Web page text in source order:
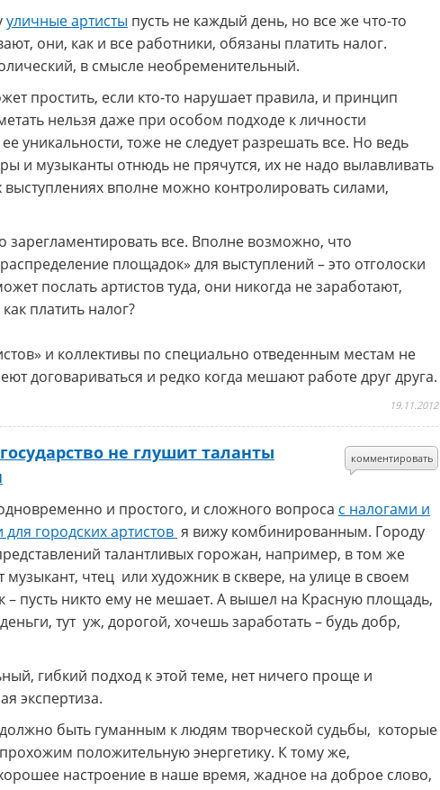
уличные артисты пусть не каждый день, но все же что-то
они, как и все работники, обязаны платить налог.
в смысле необременительный.
простить, если кто-то нарушает правила, и принцип
нельзя даже при особом подходе к личности
уникальности, тоже не следует разрешать все. Но ведь
и музыканты отнюдь не прячутся, их не надо вылавливать
вполне можно контролировать силами,
все. Вполне возможно, что
площадок» для выступлений – это отголоски
послать артистов туда, они никогда не заработают,
платить налог?
и коллективы по специально отведенным местам не
договариваться и редко когда мешают работе друг друга.
19.11.2012
комментировать
не глушит таланты
и простого, и сложного вопроса с налогами и
для городских артистов я вижу комбинированным. Городу
талантливых горожан, например, в том же
музыкант, чтец или художник в сквере, на улице в своем
– пусть никто ему не мешает. А вышел на Красную площадь,
тут уж, дорогой, хочешь заработать – будь добр,
гибкий подход к этой теме, нет ничего проще и
экспертиза.
быть гуманным к людям творческой судьбы, которые
положительную энергетику. К тому же,
настроение в наше время, жадное на доброе слово,